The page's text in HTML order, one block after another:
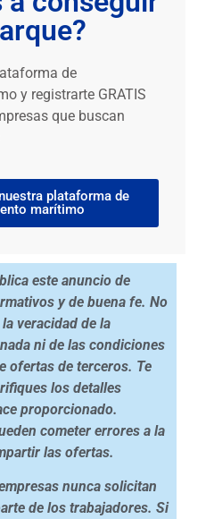
de
y registrarte GRATIS
que buscan
plataforma de
marítimo
este anuncio de
y de buena fe. No
veracidad de la
ni de las condiciones
ofertas de terceros. Te
los detalles
proporcionado.
cometer errores a la
las ofertas.
nunca solicitan
de los trabajadores. Si